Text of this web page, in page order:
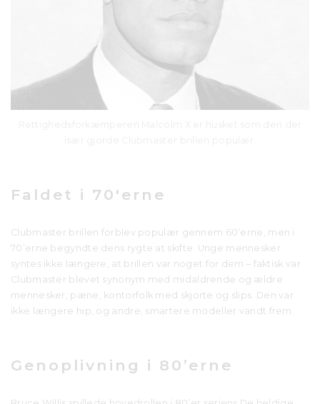
Faldet i 70'erne
Clubmaster brillen forblev populær gennem 60’erne, men i
70’erne begyndte dens rygte at skifte. Unge mennesker
syntes ikke længere, at brillen var noget for dem – faktisk var
Clubmaster blevet synonym med midaldrende og ældre
mennesker, pæne, kontorfolk med skjorte og slips. Den var
ikke længere hip, og andre, smartere modeller vandt frem.
Genoplivning i 80’erne